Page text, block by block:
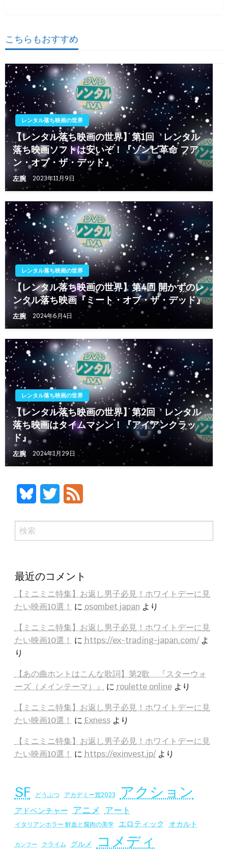
シ
ョ
ン
こちらもおすすめ
レンタル落ち映画の世界
【レンタル落ち映画の世界】第1回 レンタル
落ち映画ソフトは安いぞ！『ゾンビ革命 フア
ン・オブ・ザ・デッド』
左腕 2023年11月9日
レンタル落ち映画の世界
【レンタル落ち映画の世界】第4回 開かずのレ
ンタル落ち映画『ミート・オブ・ザ・デッド』
左腕 2024年6月4日
レンタル落ち映画の世界
【レンタル落ち映画の世界】第2回 レンタル
落ち映画はタイムマシン！『アイアンクラッ
ド』
左腕 2024年1月29日
Bluesky Twitter
検
索
最近のコメント
【ミニミニ特集】お返し男子必見！ホワイトデーに見
たい映画10選！ にosombet japan より
【ミニミニ特集】お返し男子必見！ホワイトデーに見
たい映画10選！ にhttps://ex-trading-japan.com/よ
り
【あの曲ホントはこんな歌詞】第2歌 『スターウォ
ーズ（メインテーマ）』 にroulette onlineより
【ミニミニ特集】お返し男子必見！ホワイトデーに見
たい映画10選！ にExnessより
【ミニミニ特集】お返し男子必見！ホワイトデーに見
たい映画10選！ にhttps://exinvest.jp/より
SF どうぶつ アカデミー賞2023 アクション
アドベンチャー アニメ アート
イタリアンホラー 鮮血と腐肉の美学 エロティック オカルト
カンフー クライム グルメ コメディ